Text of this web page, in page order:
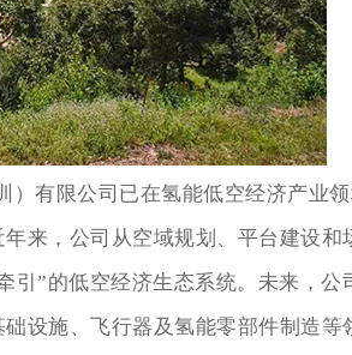
）有限公司已在氢能低空经济产业
来，公司从空域规划、平台建设和
引”的低空经济生态系统。未来，公
设施、飞行器及氢能零部件制造等